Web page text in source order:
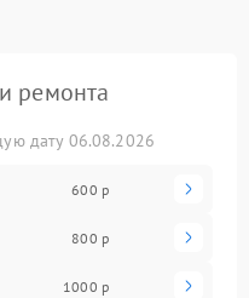
ремонта
дату 06.08.2026
600 р
800 р
1000 р